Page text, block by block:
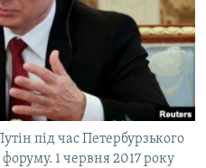
під час Петербурзького
1 червня 2017 року